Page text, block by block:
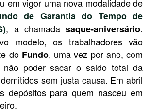
em vigor uma nova modalidade de
de Garantia do Tempo de
, a chamada saque-aniversário.
modelo, os trabalhadores vão
do Fundo, uma vez por ano, com
poder sacar o saldo total da
sem justa causa. Em abril
depósitos para quem nasceu em